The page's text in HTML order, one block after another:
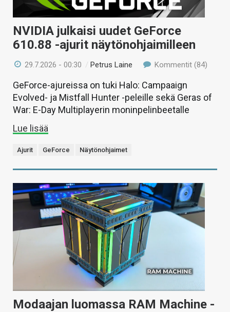
NVIDIA julkaisi uudet GeForce
610.88 -ajurit näytönohjaimilleen
29.7.2026 - 00:30 /Petrus Laine Kommentit (84)
GeForce-ajureissa on tuki Halo: Campaaign
Evolved- ja Mistfall Hunter -peleille sekä Geras of
War: E-Day Multiplayerin moninpelinbeetalle
Lue lisää
Ajurit GeForce Näytönohjaimet
Modaajan luomassa RAM Machine -